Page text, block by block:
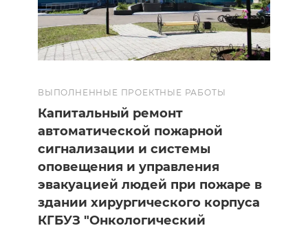
ВЫПОЛНЕННЫЕ ПРОЕКТНЫЕ РАБОТЫ
Капитальный ремонт
автоматической пожарной
сигнализации и системы
оповещения и управления
эвакуацией людей при пожаре в
здании хирургического корпуса
КГБУЗ "Онкологический